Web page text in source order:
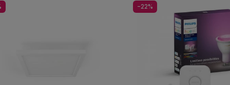
-22%